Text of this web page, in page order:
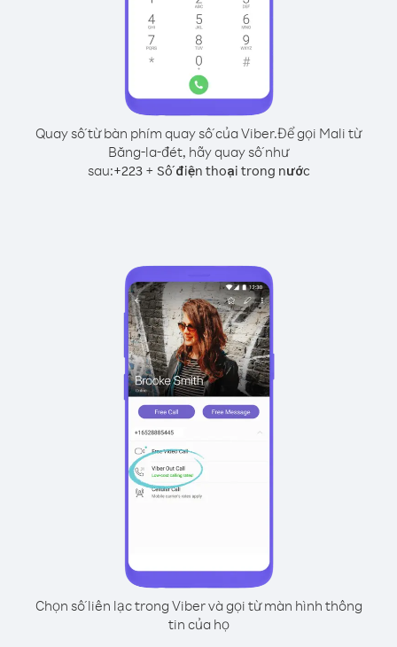
Quay số từ bàn phím quay số của Viber.Để gọi Mali từ
Băng-la-đét, hãy quay số như
sau:+223+ Số điện thoại trong nước
Chọn số liên lạc trong Viber và gọi từ màn hình thông
tin của họ